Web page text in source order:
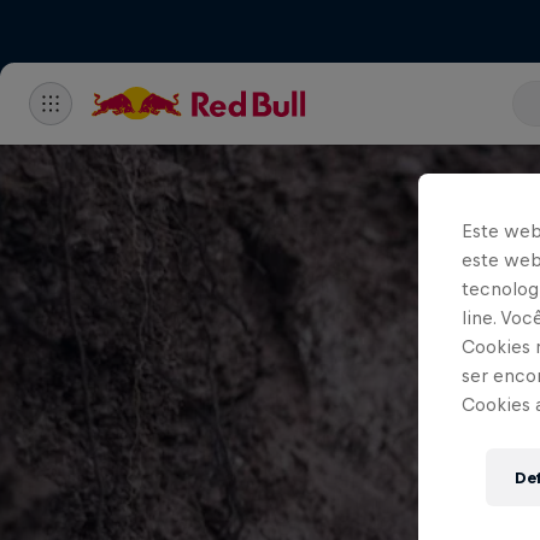
Este
este
line.
Cookies
ser
Cookies